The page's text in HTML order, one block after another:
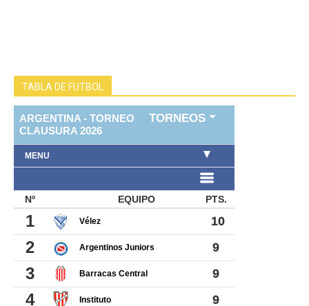
TABLA DE FUTBOL